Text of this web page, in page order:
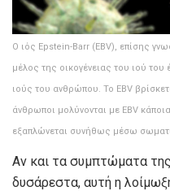
Ο ιός Epstein-Barr (EBV), επίσης
μέλος της οικογένειας του ιού του
ιούς του ανθρώπου. Το EBV
άνθρωποι μολύνονται με EBV
εξαπλώνεται συνήθως μέσω
Αν και τα συμπτώματα
δυσάρεστα, αυτή η